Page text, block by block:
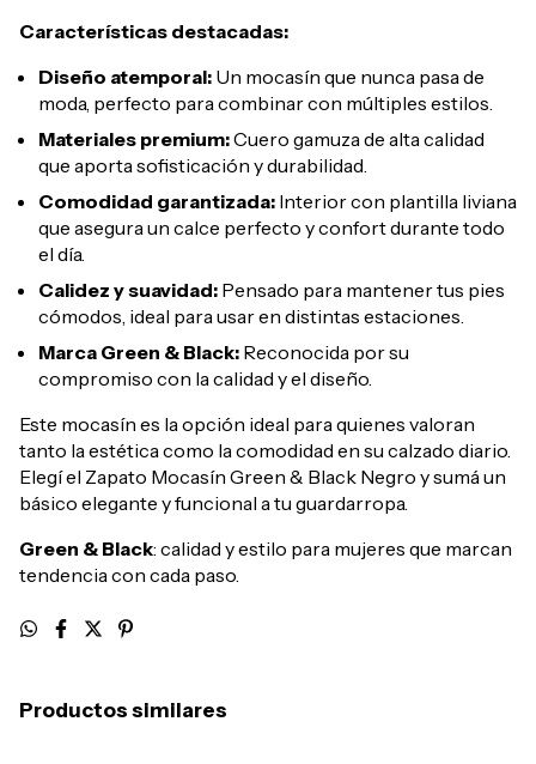
Características destacadas:
Diseño atemporal: Un mocasín que nunca pasa de
moda, perfecto para combinar con múltiples estilos.
Materiales premium:Cuero gamuza de alta calidad
que aporta sofisticación y durabilidad.
Comodidad garantizada: Interior con plantilla liviana
que asegura un calce perfecto y confort durante todo
el día.
Calidez y suavidad: Pensado para mantener tus pies
cómodos, ideal para usar en distintas estaciones.
Marca Green & Black: Reconocida por su
compromiso con la calidad y el diseño.
Este mocasín es la opción ideal para quienes valoran
tanto la estética como la comodidad en su calzado diario.
Elegí el Zapato Mocasín Green & Black Negro y sumá un
básico elegante y funcional a tu guardarropa.
Green & Black: calidad y estilo para mujeres que marcan
tendencia con cada paso.
Productos similares